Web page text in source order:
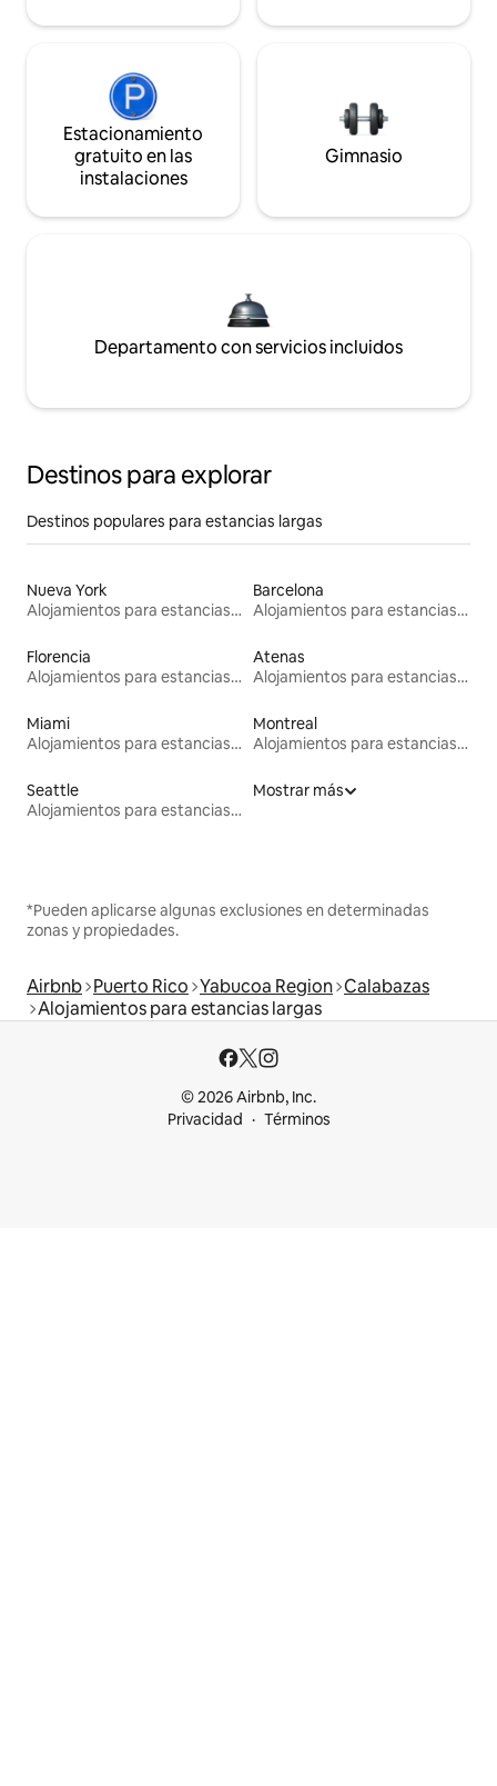
Estacionamiento
gratuito en las
instalaciones
Gimnasio
Departamento con servicios incluidos
Destinos para explorar
Destinos populares para estancias largas
Nueva York
Alojamientos para estancias largas
Barcelona
Alojamientos para estancias largas
Florencia
Alojamientos para estancias largas
Atenas
Alojamientos para estancias largas
Miami
Alojamientos para estancias largas
Montreal
Alojamientos para estancias largas
Seattle
Alojamientos para estancias largas
Mostrar más
*Pueden aplicarse algunas exclusiones en determinadas
zonas y propiedades.
Airbnb Puerto Rico Yabucoa Region Calabazas
Alojamientos para estancias largas
© 2026 Airbnb, Inc.
Privacidad
Términos